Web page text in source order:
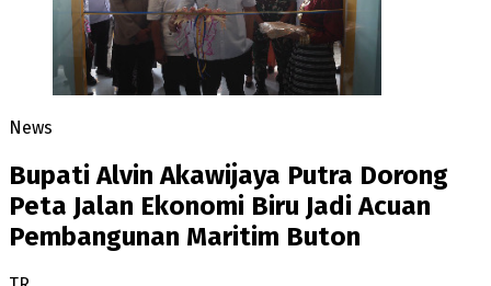
News
Bupati Alvin Akawijaya Putra Dorong
Peta Jalan Ekonomi Biru Jadi Acuan
Pembangunan Maritim Buton